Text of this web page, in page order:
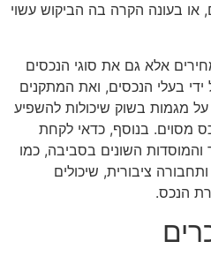
או בעונה הקרה בה הביקוש עשוי
אלא גם את סוגי הנכסים
בעלי הנכסים, ואת המתקנים
על מגמות בשוק שיכולות להשפיע
מסוים. בנוסף, כדאי לקחת
והמוסדות השונים בסביבה, כמו
ציבורית, שיכולים
הנכס.